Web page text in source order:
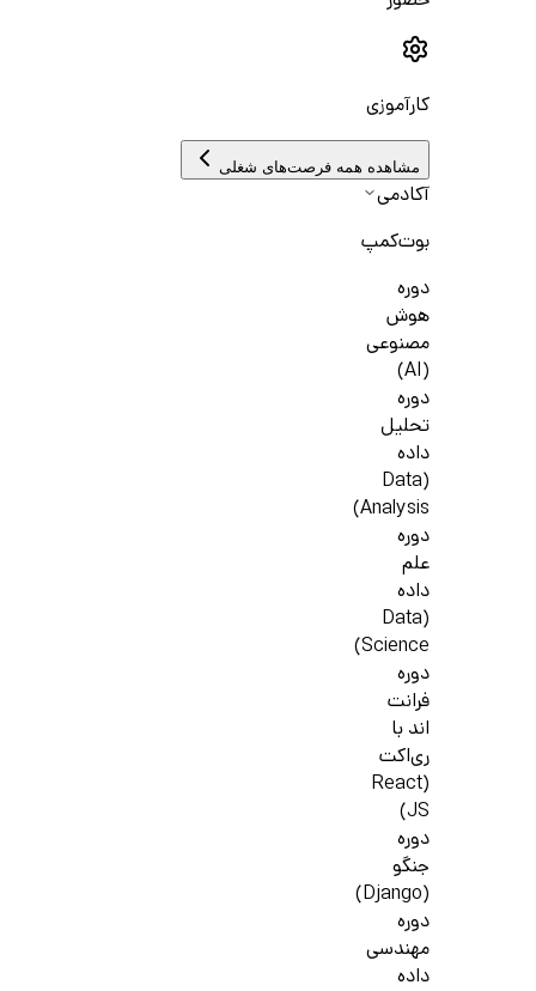
کارآموزی
مشاهده همه فرصت‌های شغلی
آکادمی
بوت‌کمپ
دوره
هوش
مصنوعی
(AI)
دوره
تحلیل
داده
(Data
Analysis)
دوره
علم
داده
(Data
Science)
دوره
فرانت
اند با
ری‌اکت
(React
JS)
دوره
جنگو
(Django)
دوره
مهندسی
داده